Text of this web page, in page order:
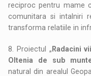
reciproc pentru mame
comunitara si intalniri
transforma relatiile in
8. Proiectul „ Radacini
Oltenia de sub
natural din arealul